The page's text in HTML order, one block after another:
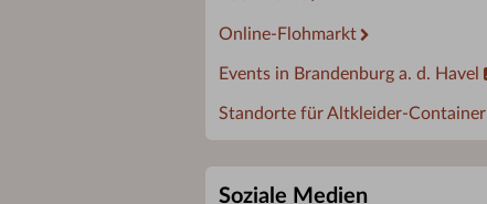
Online-Flohmarkt
Events in Brandenburg a. d. Havel
Standorte für Altkleider-Container
Soziale Medien